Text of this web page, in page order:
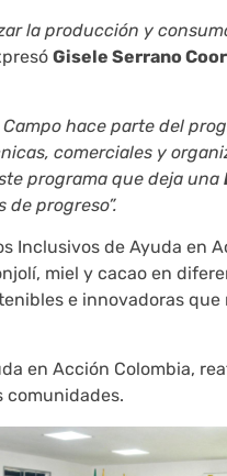
la producción y
Gisele Serrano
Campo hace parte del
comerciales y
programa que deja una
progreso”.
Inclusivos de Ayuda en
miel y cacao en
e innovadoras que
en Acción Colombia,
comunidades.